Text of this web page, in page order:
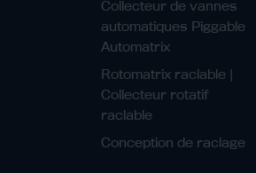
Collecteur de vannes
automatiques Piggable
Automatrix
Rotomatrix raclable |
Collecteur rotatif
raclable
Conception de raclage